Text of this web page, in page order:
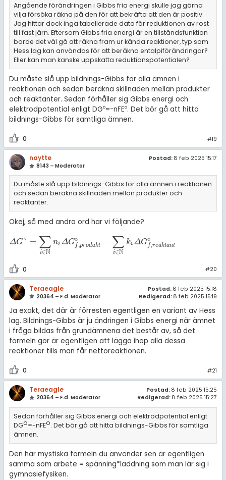
Angående förändringen i Gibbs fria energi skulle jag gärna
vilja försöka räkna på den för att bekräfta att den är positiv.
Jag hittar dock inga tabellerade data för reduktionen av rost
till fast järn. Eftersom Gibbs fria energi är en tillståndsfunktion
borde det väl gå att räkna fram ur kända reaktioner, typ som
Hess lag kan användas för att beräkna entalpiförändringar?
Eller kan man kanske uppskatta reduktionspotentialen?
Du måste slå upp bildnings-Gibbs för alla ämnen i
reaktionen och sedan beräkna skillnaden mellan produkter
och reaktanter. Sedan förhåller sig Gibbs energi och
elektrodpotential enligt DGo=-nFEo. Det bör gå att hitta
bildnings-Gibbs för samtliga ämnen.
0 #19
naytte
8143 – Moderator
Postad: 8 feb 2025 15:17
Du måste slå upp bildnings-Gibbs för alla ämnen i reaktionen
och sedan beräkna skillnaden mellan produkter och
reaktanter.
Okej, så med andra ord har vi följande?
ΔG° = ∑
i∈N
ni ΔG∘
f,produkt − ∑
i∈N
ki ΔG∘
f,reaktant
ΔG°= ∑i∈ ℕn ΔGf,produkt∘-∑i∈ ℕk ΔGf,reaktant∘
0 #20
Teraeagle
20364 – F.d. Moderator
Postad: 8 feb 2025 15:18
Redigerad: 8 feb 2025 15:19
Ja exakt, det där är förresten egentligen en variant av Hess
lag. Bildnings-Gibbs är ju ändringen i Gibbs energi när ämnet
i fråga bildas från grundämnena det består av, så det
formeln gör är egentligen att lägga ihop alla dessa
reaktioner tills man får nettoreaktionen.
0 #21
Teraeagle
20364 – F.d. Moderator
Postad: 8 feb 2025 15:25
Redigerad: 8 feb 2025 15:27
Sedan förhåller sig Gibbs energi och elektrodpotential enligt
DGo=-nFEo. Det bör gå att hitta bildnings-Gibbs för samtliga
ämnen.
Den här mystiska formeln du använder sen är egentligen
samma som arbete = spänning*laddning som man lär sig i
gymnasiefysiken.